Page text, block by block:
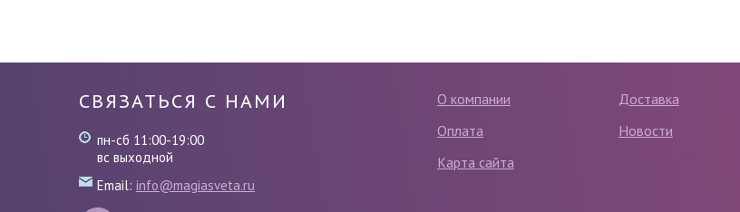
О компании
Доставка
Оплата
Новости
Карта сайта
СВЯЗАТЬСЯ С НАМИ
пн-сб 11:00-19:00
вс выходной
Email: info@magiasveta.ru